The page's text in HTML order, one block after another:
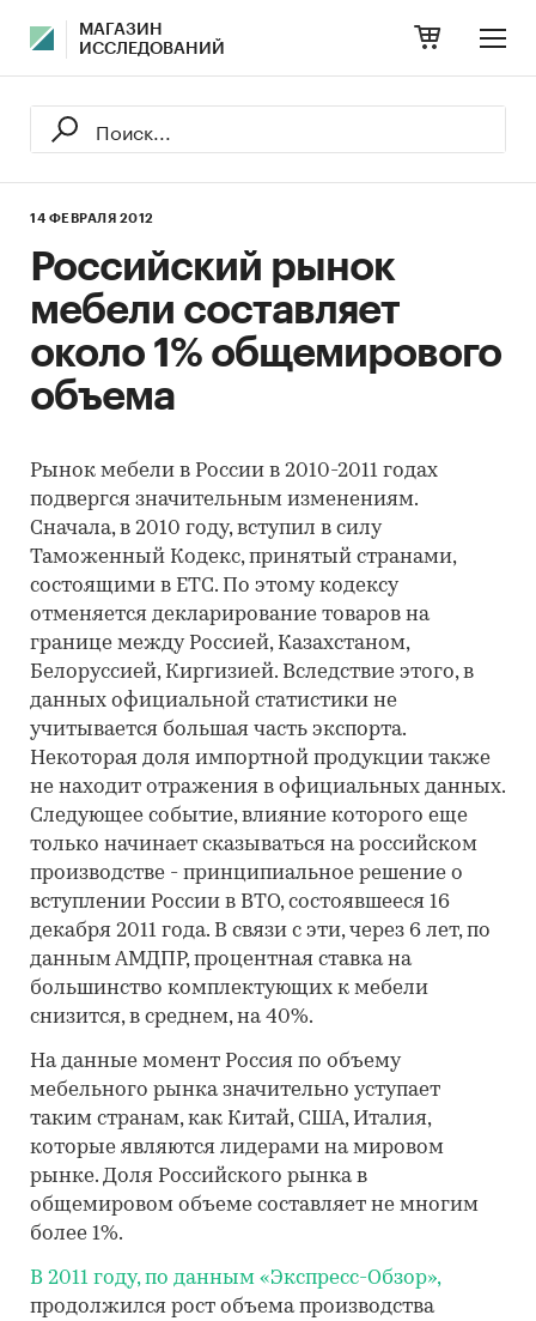
МАГАЗИН
ИССЛЕДОВАНИЙ
14 ФЕВРАЛЯ 2012
Российский рынок
мебели составляет
около 1% общемирового
объема
Рынок мебели в России в 2010-2011 годах
подвергся значительным изменениям.
Сначала, в 2010 году, вступил в силу
Таможенный Кодекс, принятый странами,
состоящими в ЕТС. По этому кодексу
отменяется декларирование товаров на
границе между Россией, Казахстаном,
Белоруссией, Киргизией. Вследствие этого, в
данных официальной статистики не
учитывается большая часть экспорта.
Некоторая доля импортной продукции также
не находит отражения в официальных данных.
Следующее событие, влияние которого еще
только начинает сказываться на российском
производстве - принципиальное решение о
вступлении России в ВТО, состоявшееся 16
декабря 2011 года. В связи с эти, через 6 лет, по
данным АМДПР, процентная ставка на
большинство комплектующих к мебели
снизится, в среднем, на 40%.
На данные момент Россия по объему
мебельного рынка значительно уступает
таким странам, как Китай, США, Италия,
которые являются лидерами на мировом
рынке. Доля Российского рынка в
общемировом объеме составляет не многим
более 1%.
В 2011 году, по данным «Экспресс-Обзор»,
продолжился рост объема производства